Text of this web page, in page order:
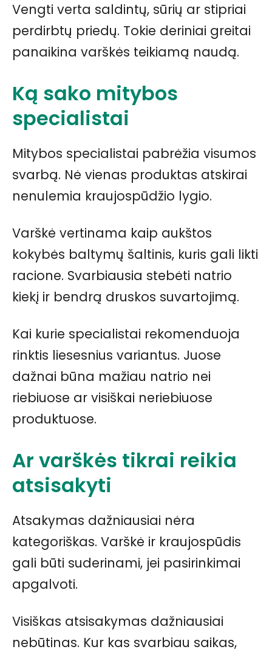
Vengti verta saldintų, sūrių ar stipriai
perdirbtų priedų. Tokie deriniai greitai
panaikina varškės teikiamą naudą.
Ką sako mitybos
specialistai
Mitybos specialistai pabrėžia visumos
svarbą. Nė vienas produktas atskirai
nenulemia kraujospūdžio lygio.
Varškė vertinama kaip aukštos
kokybės baltymų šaltinis, kuris gali likti
racione. Svarbiausia stebėti natrio
kiekį ir bendrą druskos suvartojimą.
Kai kurie specialistai rekomenduoja
rinktis liesesnius variantus. Juose
dažnai būna mažiau natrio nei
riebiuose ar visiškai neriebiuose
produktuose.
Ar varškės tikrai reikia
atsisakyti
Atsakymas dažniausiai nėra
kategoriškas. Varškė ir kraujospūdis
gali būti suderinami, jei pasirinkimai
apgalvoti.
Visiškas atsisakymas dažniausiai
nebūtinas. Kur kas svarbiau saikas,